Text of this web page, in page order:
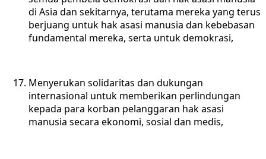
di Asia dan sekitarnya, terutama mereka yang terus
berjuang untuk hak asasi manusia dan kebebasan
fundamental mereka, serta untuk demokrasi,
Menyerukan solidaritas dan dukungan
internasional untuk memberikan perlindungan
kepada para korban pelanggaran hak asasi
manusia secara ekonomi, sosial dan medis,